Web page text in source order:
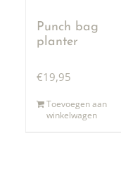
Punch bag
planter
€19,95
Toevoegen aan
winkelwagen